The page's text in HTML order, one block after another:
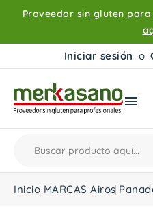
Proveedor sin gluten
Iniciar sesión o

Inicio MARCAS Airos